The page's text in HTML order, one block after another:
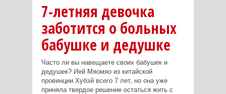
7-летняя девочка
заботится о больных
бабушке и дедушке
Часто ли вы навещаете своих бабушек и
дедушек? Ией Мяомяо из китайской
провинции Хубэй всего 7 лет, но она уже
приняла твердое решение остаться жить с